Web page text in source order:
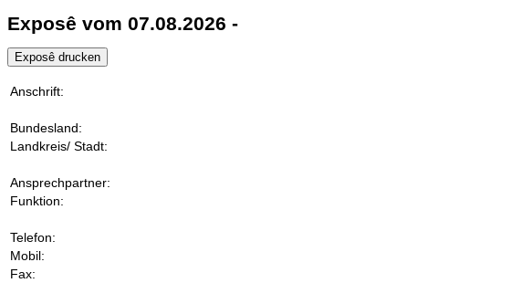
Exposê vom 07.08.2026 -
Anschrift:
Bundesland:
Landkreis/ Stadt:
Ansprechpartner:
Funktion:
Telefon:
Mobil:
Fax: